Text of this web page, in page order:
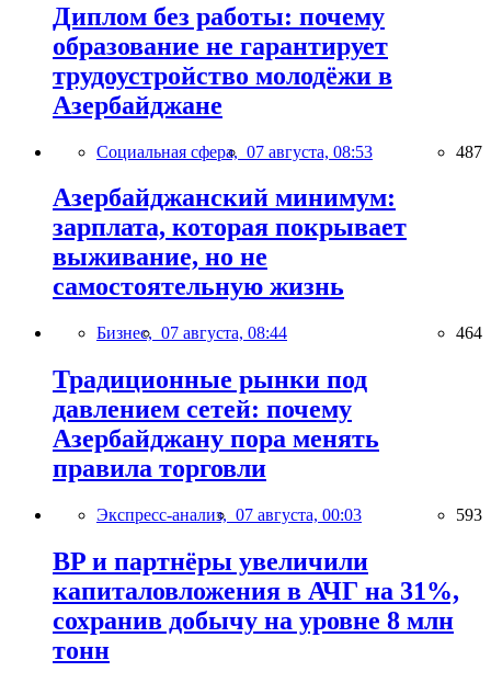
Диплом без работы: почему
образование не гарантирует
трудоустройство молодёжи в
Азербайджане
Социальная сфера, 07 августа, 08:53 487
Азербайджанский минимум:
зарплата, которая покрывает
выживание, но не
самостоятельную жизнь
Бизнес, 07 августа, 08:44 464
Традиционные рынки под
давлением сетей: почему
Азербайджану пора менять
правила торговли
Экспресс-анализ, 07 августа, 00:03 593
BP и партнёры увеличили
капиталовложения в АЧГ на 31%,
сохранив добычу на уровне 8 млн
тонн